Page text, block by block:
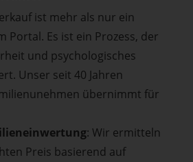
ist mehr als nur ein
Portal. Es ist ein Prozess, der
und psychologisches
Unser seit 40 Jahren
übernimmt für
: Wir ermitteln
Preis basierend auf